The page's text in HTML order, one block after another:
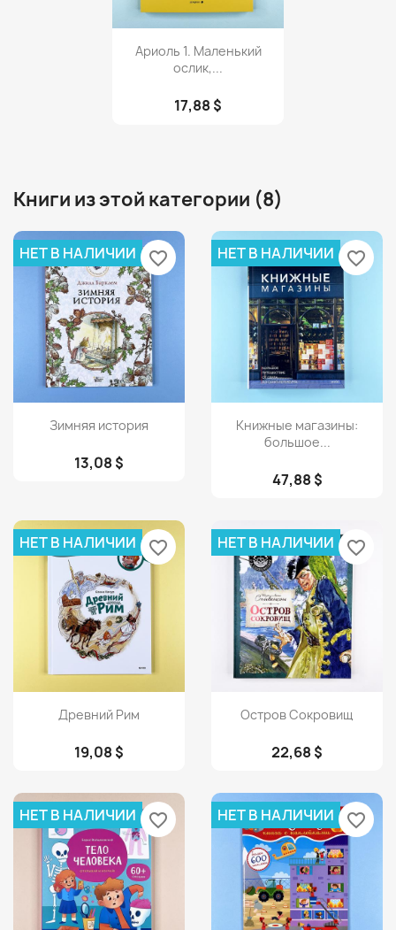
Просмотр
Ариоль 1. Маленький
ослик,...
17,88 $
Книги из этой категории (8)
Просмотр
Зимняя история
13,08 $
НЕТ В НАЛИЧИИ favorite_border
Просмотр
Книжные магазины:
большое...
47,88 $
НЕТ В НАЛИЧИИ favorite_border
Просмотр
Древний Рим
19,08 $
НЕТ В НАЛИЧИИ favorite_border
Просмотр
Остров Сокровищ
22,68 $
НЕТ В НАЛИЧИИ favorite_border
НЕТ В НАЛИЧИИ favorite_border НЕТ В НАЛИЧИИ favorite_border